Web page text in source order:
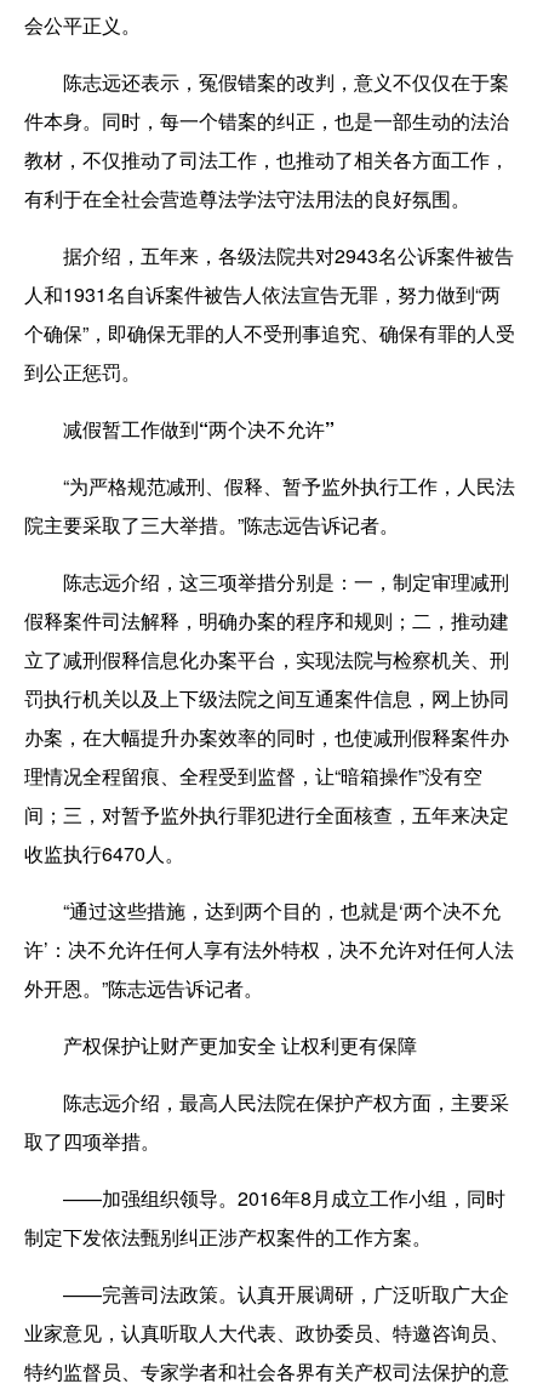
会公平正义。
陈志远还表示，冤假错案的改判，意义不仅仅在于案
件本身。同时，每一个错案的纠正，也是一部生动的法治
教材，不仅推动了司法工作，也推动了相关各方面工作，
有利于在全社会营造尊法学法守法用法的良好氛围。
据介绍，五年来，各级法院共对2943名公诉案件被告
人和1931名自诉案件被告人依法宣告无罪，努力做到“两
个确保”，即确保无罪的人不受刑事追究、确保有罪的人受
到公正惩罚。
减假暂工作做到“两个决不允许”
“为严格规范减刑、假释、暂予监外执行工作，人民法
院主要采取了三大举措。”陈志远告诉记者。
陈志远介绍，这三项举措分别是：一，制定审理减刑
假释案件司法解释，明确办案的程序和规则；二，推动建
立了减刑假释信息化办案平台，实现法院与检察机关、刑
罚执行机关以及上下级法院之间互通案件信息，网上协同
办案，在大幅提升办案效率的同时，也使减刑假释案件办
理情况全程留痕、全程受到监督，让“暗箱操作”没有空
间；三，对暂予监外执行罪犯进行全面核查，五年来决定
收监执行6470人。
“通过这些措施，达到两个目的，也就是‘两个决不允
许’：决不允许任何人享有法外特权，决不允许对任何人法
外开恩。”陈志远告诉记者。
产权保护让财产更加安全 让权利更有保障
陈志远介绍，最高人民法院在保护产权方面，主要采
取了四项举措。
——加强组织领导。2016年8月成立工作小组，同时
制定下发依法甄别纠正涉产权案件的工作方案。
——完善司法政策。认真开展调研，广泛听取广大企
业家意见，认真听取人大代表、政协委员、特邀咨询员、
特约监督员、专家学者和社会各界有关产权司法保护的意